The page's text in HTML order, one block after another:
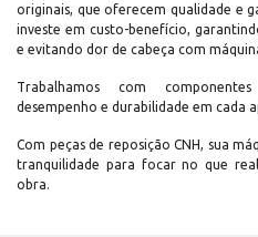
originais, que oferecem qualidade e
investe em custo-benefício,
e evitando dor de cabeça com
Trabalhamos com
desempenho e durabilidade em cada
Com peças de reposição CNH, sua
tranquilidade para focar no que
obra.